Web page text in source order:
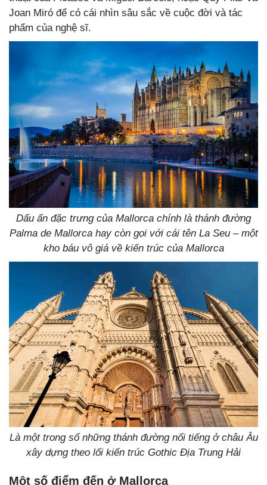
Joan Miró để có cái nhìn sâu sắc về cuộc đời và tác
phẩm của nghệ sĩ.
Dấu ấn đặc trưng của Mallorca chính là thánh đường
Palma de Mallorca hay còn gọi với cái tên La Seu – một
kho báu vô giá về kiến trúc của Mallorca
Là một trong số những thánh đường nổi tiếng ở châu Âu
xây dựng theo lối kiến trúc Gothic Địa Trung Hải
Một số điểm đến ở Mallorca